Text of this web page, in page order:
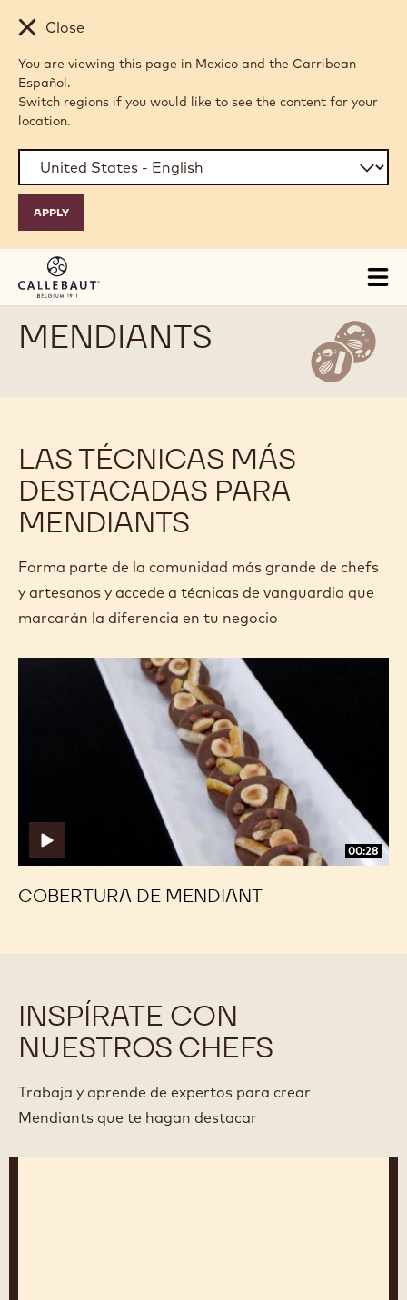
Skip to main content
Close
You are viewing this page in Mexico and the Carribean -
Español.
Switch regions if you would like to see the content for your
location.
MENDIANTS
LAS TÉCNICAS MÁS
DESTACADAS PARA
MENDIANTS
Forma parte de la comunidad más grande de chefs
y artesanos y accede a técnicas de vanguardia que
marcarán la diferencia en tu negocio
00:28
COBERTURA DE MENDIANT
INSPÍRATE CON
NUESTROS CHEFS
Trabaja y aprende de expertos para crear
Mendiants que te hagan destacar